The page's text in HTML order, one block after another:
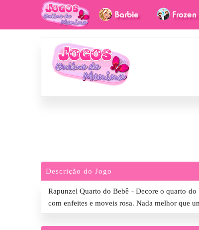
Descrição do Jogo
Rapunzel Quarto do Bebê - Decore o quarto
com enfeites e moveis rosa. Nada melhor que